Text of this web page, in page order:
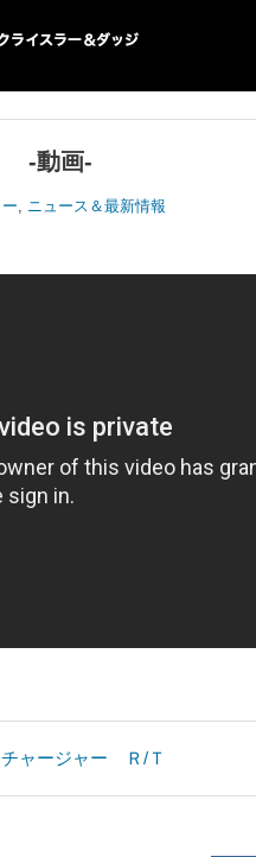
ー＆ダ
-動画-
, ニュース＆最新情報
ャージャー Ｒ/Ｔ